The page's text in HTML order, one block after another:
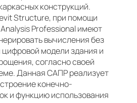
конструкций.
Structure, при помощи
Professional имеют
вычисления без
модели здания и
согласно своей
Данная САПР реализует
конечно-
и функцию использования